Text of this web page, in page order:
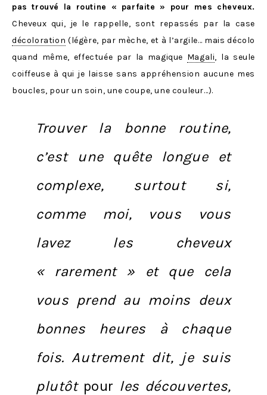
pas trouvé la routine « parfaite » pour mes cheveux.
Cheveux qui, je le rappelle, sont repassés par la case
décoloration (légère, par mèche, et à l’argile… mais décolo
quand même, effectuée par la magique Magali, la seule
coiffeuse à qui je laisse sans appréhension aucune mes
boucles, pour un soin, une coupe, une couleur…).
Trouver la bonne routine,
c’est une quête longue et
complexe, surtout si,
comme moi, vous vous
lavez les cheveux
« rarement » et que cela
vous prend au moins deux
bonnes heures à chaque
fois. Autrement dit, je suis
plutôt pour les découvertes,